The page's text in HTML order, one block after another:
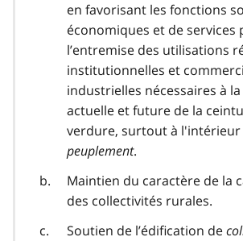
en favorisant les fonctions
économiques et de services
l’entremise des utilisations
institutionnelles et
industrielles nécessaires à
actuelle et future de la
verdure, surtout à
peuplement.
Maintien du caractère de la
des collectivités rurales.
Soutien de l’édification de